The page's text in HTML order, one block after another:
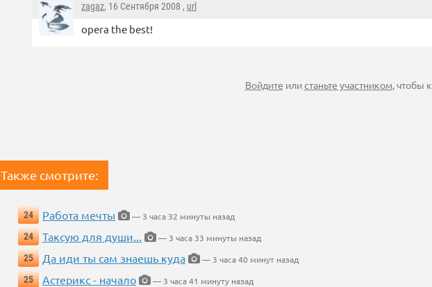
zagaz, 16 Сентября 2008 , url
opera the best!
Войдите илистаньте участником, чтобы
Также смотрите:
24 Работа мечты
— 3 часа 32 минуты назад
24
Таксую для души...
— 3 часа 33 минуты назад
25
Да иди ты сам знаешь куда
— 3 часа 40 минут назад
25
Астерикс - начало
— 3 часа 41 минуту назад